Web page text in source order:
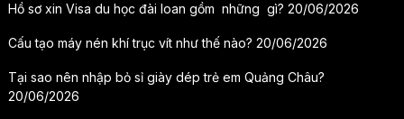
Hồ sơ xin Visa du học đài loan gồm những gì? 20/06/2026
Cấu tạo máy nén khí trục vít như thế nào? 20/06/2026
Tại sao nên nhập bỏ sỉ giày dép trẻ em Quảng Châu?
20/06/2026